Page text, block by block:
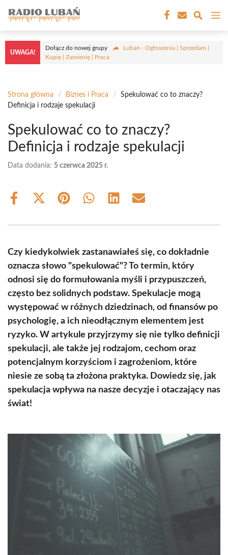
treści
UWAGA!
Dołącz do nowej grupy
Lubań - Ogłoszenia | Sprzedam |
Kupię | Zamienię | Praca
Strona główna / Biznes i Praca /
Spekulować co to znaczy?
Definicja i rodzaje spekulacji
Spekulować co to znaczy?
Definicja i rodzaje spekulacji
Data dodania: 5 czerwca 2025 r.
Share
Share
(Twitter)
Share Share Share Share
Czy kiedykolwiek zastanawiałeś się, co dokładnie
oznacza słowo "spekulować"? To termin, który
odnosi się do formułowania myśli i przypuszczeń,
często bez solidnych podstaw. Spekulacje mogą
występować w różnych dziedzinach, od finansów po
psychologię, a ich nieodłącznym elementem jest
ryzyko. W artykule przyjrzymy się nie tylko definicji
spekulacji, ale także jej rodzajom, cechom oraz
potencjalnym korzyściom i zagrożeniom, które
niesie ze sobą ta złożona praktyka. Dowiedz się, jak
spekulacja wpływa na nasze decyzje i otaczający nas
świat!